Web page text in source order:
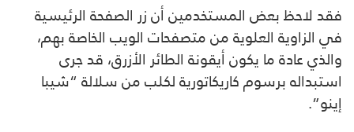
فقد لاحظ بعض المستخدمين أن زر الصفحة الرئيسية
في الزاوية العلوية من متصفحات الويب الخاصة بهم،
والذي عادة ما يكون أيقونة الطائر الأزرق، قد جرى
استبداله برسوم كاريكاتورية لكلب من سلالة “شيبا
إينو”.